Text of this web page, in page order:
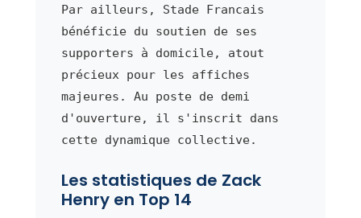
Par ailleurs, Stade Francais
bénéficie du soutien de ses
supporters à domicile, atout
précieux pour les affiches
majeures. Au poste de demi
d'ouverture, il s'inscrit dans
cette dynamique collective.
Les statistiques de Zack
Henry en Top 14